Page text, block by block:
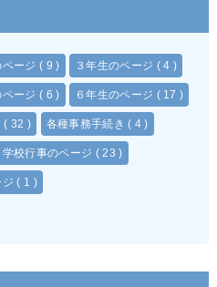
ページ( 9 ) ３年生のページ ( 4 )
ページ( 6 ) ６年生のページ ( 17 )
( 32 ) 各種事務手続き( 4 )
学校行事のページ ( 23 )
ジ( 1 )